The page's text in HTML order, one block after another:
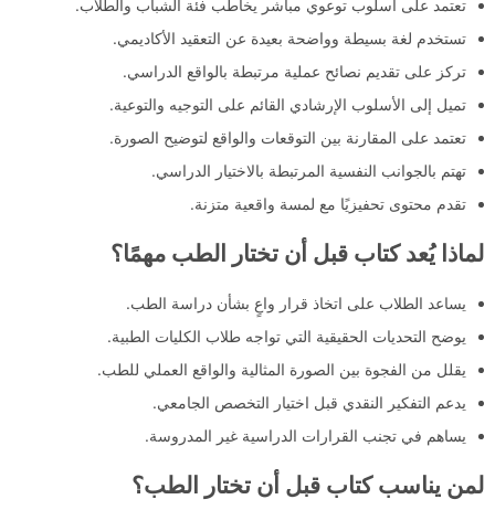
تعتمد على أسلوب توعوي مباشر يخاطب فئة الشباب والطلاب.
تستخدم لغة بسيطة وواضحة بعيدة عن التعقيد الأكاديمي.
تركز على تقديم نصائح عملية مرتبطة بالواقع الدراسي.
تميل إلى الأسلوب الإرشادي القائم على التوجيه والتوعية.
تعتمد على المقارنة بين التوقعات والواقع لتوضيح الصورة.
تهتم بالجوانب النفسية المرتبطة بالاختيار الدراسي.
تقدم محتوى تحفيزيًا مع لمسة واقعية متزنة.
لماذا يُعد كتاب قبل أن تختار الطب مهمًا؟
يساعد الطلاب على اتخاذ قرار واعٍ بشأن دراسة الطب.
يوضح التحديات الحقيقية التي تواجه طلاب الكليات الطبية.
يقلل من الفجوة بين الصورة المثالية والواقع العملي للطب.
يدعم التفكير النقدي قبل اختيار التخصص الجامعي.
يساهم في تجنب القرارات الدراسية غير المدروسة.
لمن يناسب كتاب قبل أن تختار الطب؟